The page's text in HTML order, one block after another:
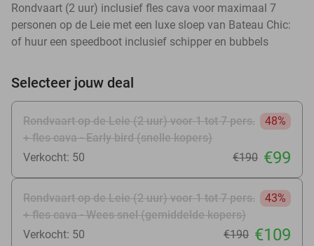
Rondvaart (2 uur) inclusief fles cava voor maximaal 7
personen op de Leie met een luxe sloep van Bateau Chic:
of huur een speedboot inclusief schipper en bubbels
Selecteer jouw deal
Rondvaart op de Leie (2 uur) voor 1 tot 7 pers.
+ fles cava - Early bird (snelle kopers)
48%
Verkocht: 50 €190 €99
Rondvaart op de Leie (2 uur) voor 1 tot 7 pers.
+ fles cava - Wees snel (gemiddelde kopers)
43%
Verkocht: 50 €190 €109